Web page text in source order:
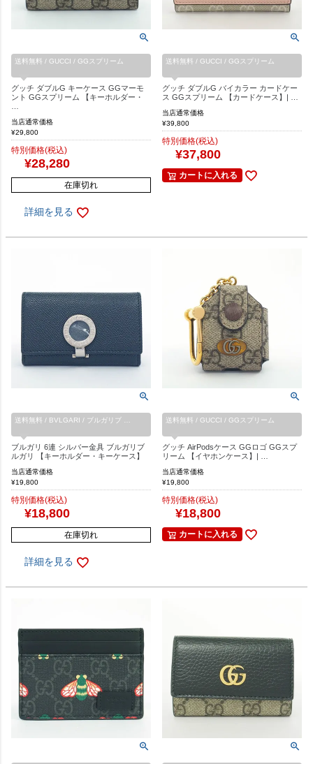
送料無料 / GUCCI / GGスプリーム
グッチ ダブルG キーケース GGマーモ
ント GGスプリーム 【キーホルダー・
当店通常価格
¥29,800
特別価格(税込)
¥28,280
在庫切れ
詳細を見る
送料無料 / GUCCI / GGスプリーム
グッチ ダブルG バイカラー カードケー
ス GGスプリーム 【カードケース】| …
当店通常価格
¥39,800
特別価格(税込)
¥37,800
カートに入れる
送料無料 / BVLGARI / ブルガリブ …
ブルガリ 6連 シルバー金具 ブルガリブ
ルガリ 【キーホルダー・キーケース】
当店通常価格
¥19,800
特別価格(税込)
¥18,800
在庫切れ
詳細を見る
送料無料 / GUCCI / GGスプリーム
グッチ AirPodsケース GGロゴ GGスプ
リーム 【イヤホンケース】| …
当店通常価格
¥19,800
特別価格(税込)
¥18,800
カートに入れる